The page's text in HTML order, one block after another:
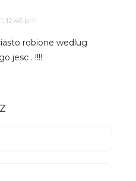
12:46 pm
robione wedlug
jesc . !!!!